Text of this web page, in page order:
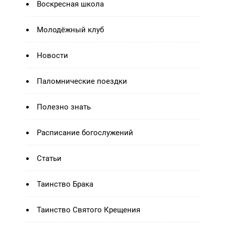
Воскресная школа
Молодёжный клуб
Новости
Паломнические поездки
Полезно знать
Расписание богослужений
Статьи
Таинство Брака
Таинство Святого Крещения